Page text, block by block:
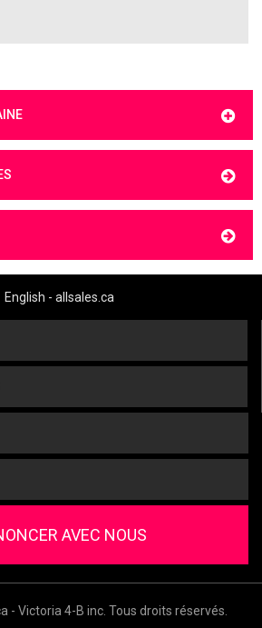
English - allsales.ca
AVEC NOUS
- Victoria 4-B inc. Tous droits réservés.